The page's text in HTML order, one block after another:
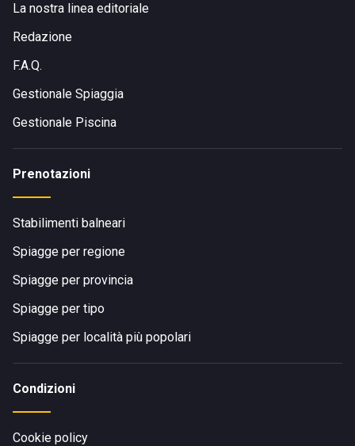
La nostra linea editoriale
Redazione
F.A.Q.
Gestionale Spiaggia
Gestionale Piscina
Prenotazioni
Stabilimenti balneari
Spiagge per regione
Spiagge per provincia
Spiagge per tipo
Spiagge per località più popolari
Condizioni
Cookie policy